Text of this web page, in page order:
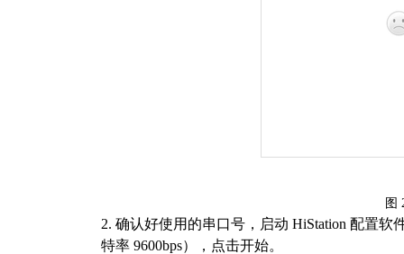
图
2. 确认好使用的串口号， 启动 HiStation 配置软
特率 9600bps），点击开始。